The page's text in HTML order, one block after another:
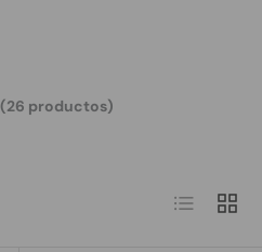
(26 productos)
Lista